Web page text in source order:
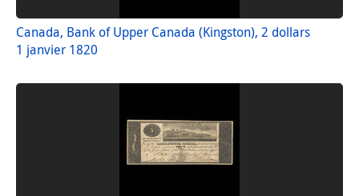
Canada, Bank of Upper Canada (Kingston), 2 dollars
1 janvier 1820